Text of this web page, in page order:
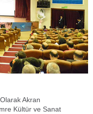
Akran
Kültür ve Sanat